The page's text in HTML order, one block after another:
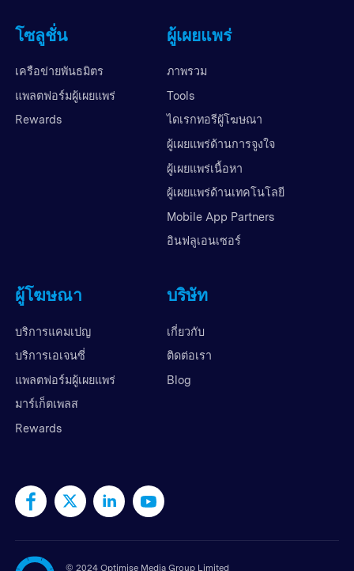
โซลูชั่น
เครือข่ายพันธมิตร
แพลตฟอร์มผู้เผยแพร่
Rewards
ผู้เผยแพร่
ภาพรวม
Tools
ไดเรกทอรีผู้โฆษณา
ผู้เผยแพร่ด้านการจูงใจ
ผู้เผยแพร่เนื้อหา
ผู้เผยแพร่ด้านเทคโนโลยี
Mobile App Partners
อินฟลูเอนเซอร์
ผู้โฆษณา
บริการแคมเปญ
บริการเอเจนซี่
แพลตฟอร์มผู้เผยแพร่
มาร์เก็ตเพลส
Rewards
บริษัท
เกี่ยวกับ
ติดต่อเรา
Blog
© 2024 Optimise Media Group Limited